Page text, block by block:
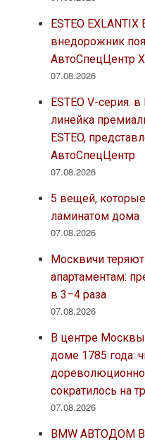
ESTEO
внедорожник
АвтоСпецЦентр
07.08.2026
ESTEO V-серия:
линейка
ESTEO,
АвтоСпецЦентр
07.08.2026
5 вещей,
ламинатом дома
07.08.2026
Москвичи
апартаментам:
в 3–4 раза
07.08.2026
В центре Москвы
доме 1785 года:
сократилось на
07.08.2026
BMW АВТОДОМ